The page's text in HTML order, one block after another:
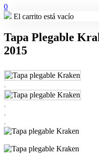
0
El carrito está vacío
Tapa Plegable
2015